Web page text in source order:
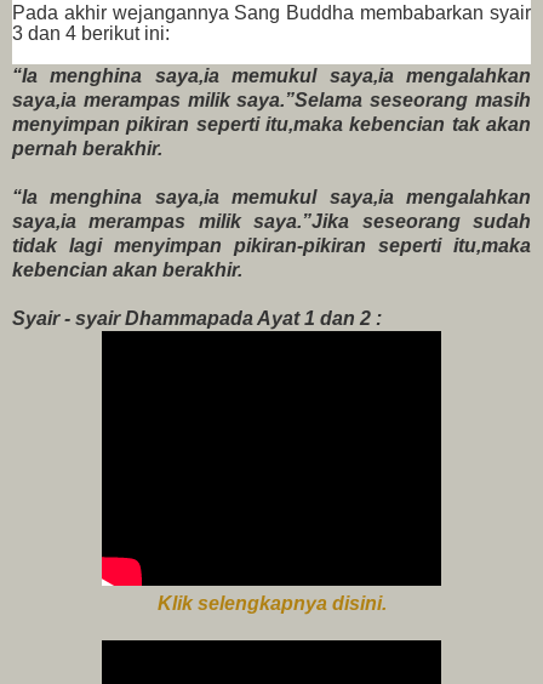
Pada akhir wejangannya Sang Buddha membabarkan syair
3 dan 4 berikut ini:
“Ia menghina saya,ia memukul saya,ia mengalahkan
saya,ia merampas milik saya.”Selama seseorang masih
menyimpan pikiran seperti itu,maka kebencian tak akan
pernah berakhir.
“Ia menghina saya,ia memukul saya,ia mengalahkan
saya,ia merampas milik saya.”Jika seseorang sudah
tidak lagi menyimpan pikiran-pikiran seperti itu,maka
kebencian akan berakhir.
Syair - syair Dhammapada Ayat 1 dan 2 :
Klik selengkapnya disini.